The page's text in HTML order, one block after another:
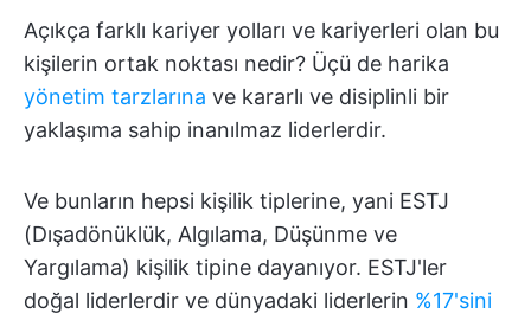
Açıkça farklı kariyer yolları ve kariyerleri olan bu
kişilerin ortak noktası nedir? Üçü de harika
yönetim tarzlarına ve kararlı ve disiplinli bir
yaklaşıma sahip inanılmaz liderlerdir.
Ve bunların hepsi kişilik tiplerine, yani ESTJ
(Dışadönüklük, Algılama, Düşünme ve
Yargılama) kişilik tipine dayanıyor. ESTJ'ler
doğal liderlerdir ve dünyadaki liderlerin %17'sini